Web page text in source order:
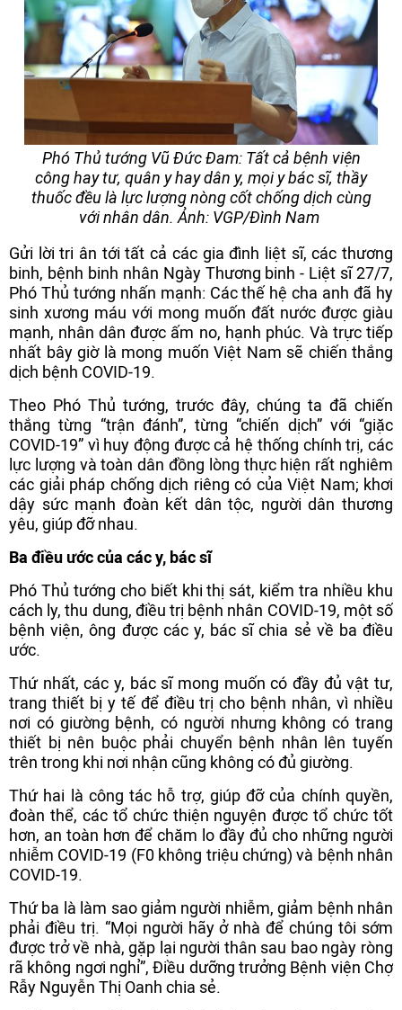
Phó Thủ tướng Vũ Đức Đam: Tất cả bệnh viện
công hay tư, quân y hay dân y, mọi y bác sĩ, thầy
thuốc đều là lực lượng nòng cốt chống dịch cùng
với nhân dân. Ảnh: VGP/Đình Nam
Gửi lời tri ân tới tất cả các gia đình liệt sĩ, các thương
binh, bệnh binh nhân Ngày Thương binh - Liệt sĩ 27/7,
Phó Thủ tướng nhấn mạnh: Các thế hệ cha anh đã hy
sinh xương máu với mong muốn đất nước được giàu
mạnh, nhân dân được ấm no, hạnh phúc. Và trực tiếp
nhất bây giờ là mong muốn Việt Nam sẽ chiến thắng
dịch bệnh COVID-19.
Theo Phó Thủ tướng, trước đây, chúng ta đã chiến
thắng từng “trận đánh”, từng “chiến dịch” với “giặc
COVID-19” vì huy động được cả hệ thống chính trị, các
lực lượng và toàn dân đồng lòng thực hiện rất nghiêm
các giải pháp chống dịch riêng có của Việt Nam; khơi
dậy sức mạnh đoàn kết dân tộc, người dân thương
yêu, giúp đỡ nhau.
Ba điều ước của các y, bác sĩ
Phó Thủ tướng cho biết khi thị sát, kiểm tra nhiều khu
cách ly, thu dung, điều trị bệnh nhân COVID-19, một số
bệnh viện, ông được các y, bác sĩ chia sẻ về ba điều
ước.
Thứ nhất, các y, bác sĩ mong muốn có đầy đủ vật tư,
trang thiết bị y tế để điều trị cho bệnh nhân, vì nhiều
nơi có giường bệnh, có người nhưng không có trang
thiết bị nên buộc phải chuyển bệnh nhân lên tuyến
trên trong khi nơi nhận cũng không có đủ giường.
Thứ hai là công tác hỗ trợ, giúp đỡ của chính quyền,
đoàn thể, các tổ chức thiện nguyện được tổ chức tốt
hơn, an toàn hơn để chăm lo đầy đủ cho những người
nhiễm COVID-19 (F0 không triệu chứng) và bệnh nhân
COVID-19.
Thứ ba là làm sao giảm người nhiễm, giảm bệnh nhân
phải điều trị. “Mọi người hãy ở nhà để chúng tôi sớm
được trở về nhà, gặp lại người thân sau bao ngày ròng
rã không ngơi nghỉ”, Điều dưỡng trưởng Bệnh viện Chợ
Rẫy Nguyễn Thị Oanh chia sẻ.